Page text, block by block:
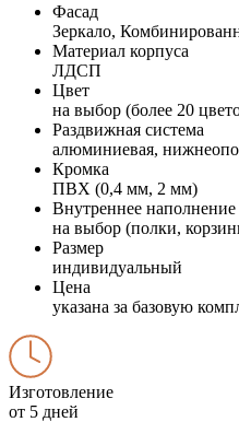
Фасад
Зеркало,
Материал корпуса
ЛДСП
Цвет
на выбор (более 20
Раздвижная система
алюминиевая,
Кромка
ПВХ (0,4 мм, 2 мм)
Внутреннее наполнение
на выбор (полки,
Размер
индивидуальный
Цена
указана за базовую
Изготовление
от 5 дней